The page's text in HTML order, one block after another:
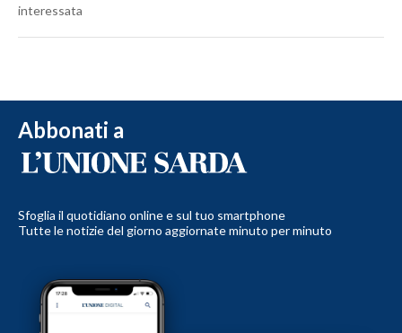
interessata
Abbonati a
Sfoglia il quotidiano online e sul tuo smartphone
Tutte le notizie del giorno aggiornate minuto per minuto